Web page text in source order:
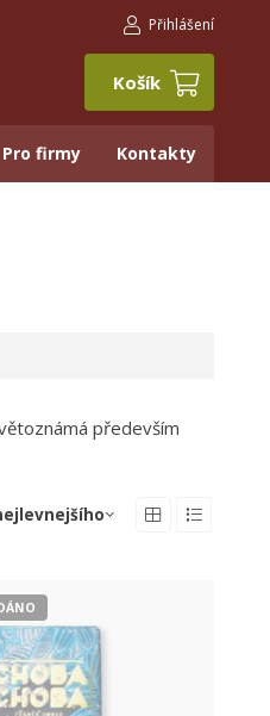
Přihlášení
Košík
Pro firmy Kontakty
především